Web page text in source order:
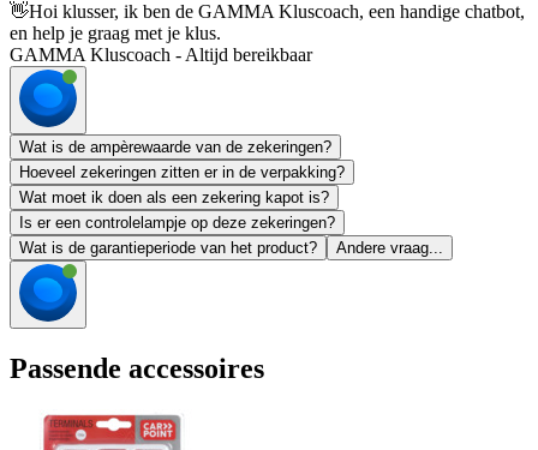
👋Hoi klusser, ik ben de GAMMA Kluscoach, een handige chatbot,
en help je graag met je klus.
GAMMA Kluscoach - Altijd bereikbaar
Wat is de ampèrewaarde van de zekeringen?
Hoeveel zekeringen zitten er in de verpakking?
Wat moet ik doen als een zekering kapot is?
Is er een controlelampje op deze zekeringen?
Wat is de garantieperiode van het product?
Andere vraag...
Passende accessoires